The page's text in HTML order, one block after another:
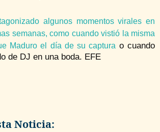
algunos momentos virales en
semanas, como cuando vistió la misma
Maduro el día de su captura o cuando
de DJ en una boda. EFE
Noticia: